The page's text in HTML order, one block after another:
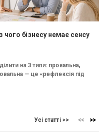
чого бізнесу немає сенсу
на 3 типи: провальна,
— це «рефлексія під
Усі статті >>